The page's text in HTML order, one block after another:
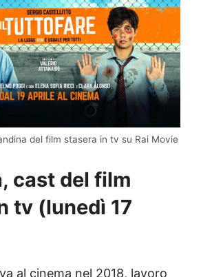
del film stasera in tv su Rai Movie
cast del film
tv (lunedì 17
al cinema nel 2018, lavoro